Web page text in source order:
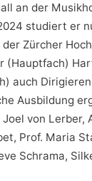
an der
studiert er
Zürcher
(Hauptfach)
auch
Ausbildung
von Lerber,
Prof. Maria
Schrama,